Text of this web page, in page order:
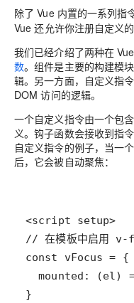
除了 Vue 内置的一系列指
Vue 还允许你注册自定义
我们已经介绍了两种在
数。组件是主要的构建模
辑。另一方面，自定义指
DOM 访问的逻辑。
一个自定义指令由一个包
义。钩子函数会接收到指
自定义指令的例子，当一
后，它会被自动聚焦：